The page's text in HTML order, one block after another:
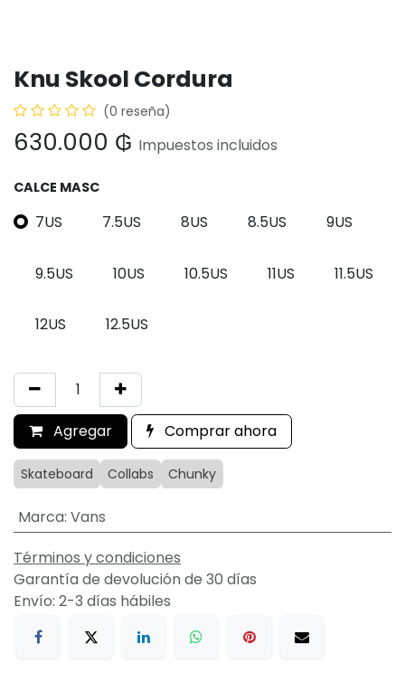
Knu Skool Cordura
(0 reseña)
630.000 ₲ Impuestos incluidos
CALCE MASC
7US 7.5US 8US 8.5US 9US
9.5US 10US 10.5US 11US 11.5US
12US 12.5US
Agregar Comprar ahora
Skateboard Collabs Chunky
Marca: Vans
Términos y condiciones
Garantía de devolución de 30 días
Envío: 2-3 días hábiles